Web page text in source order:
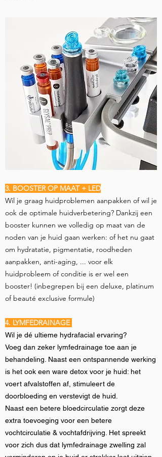
3. BOOSTER OP MAAT + LED
Wil je graag huidproblemen aanpakken of wil je
ook de optimale huidverbetering? Dankzij een
booster kunnen we volledig op maat van de
noden van je huid gaan werken: of het nu gaat
om hydratatie, pigmentatie, roodheden
aanpakken, anti-aging, ... voor elk
huidprobleem of conditie is er wel een
booster! (inbegrepen bij een deluxe, platinum
of beauté exclusive formule)
4. LYMFEDRAINAGE
Wil je dé ultieme hydrafacial ervaring?
Voeg dan zeker lymfedrainage toe aan je
behandeling. Naast een ontspannende werking
is het ook een ware detox voor je huid: het
voert afvalstoffen af, stimuleert de
doorbloeding en verstevigt de huid.
Naast een betere bloedcirculatie zorgt deze
extra toevoeging voor een betere
vochtcirculatie & vochtafdrijving. Het spreekt
voor zich dus dat lymfedrainage zwelling zal